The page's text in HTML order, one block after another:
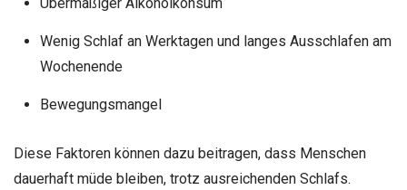
Wenig Schlaf an Werktagen und langes Ausschlafen am
Wochenende
Bewegungsmangel
Diese Faktoren können dazu beitragen, dass Menschen
dauerhaft müde bleiben, trotz ausreichenden Schlafs.